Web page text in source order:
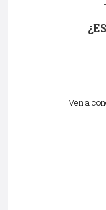
Ven a